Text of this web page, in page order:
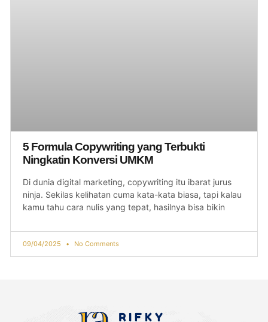
5 Formula Copywriting yang Terbukti
Ningkatin Konversi UMKM
Di dunia digital marketing, copywriting itu ibarat jurus
ninja. Sekilas kelihatan cuma kata-kata biasa, tapi kalau
kamu tahu cara nulis yang tepat, hasilnya bisa bikin
09/04/2025 No Comments